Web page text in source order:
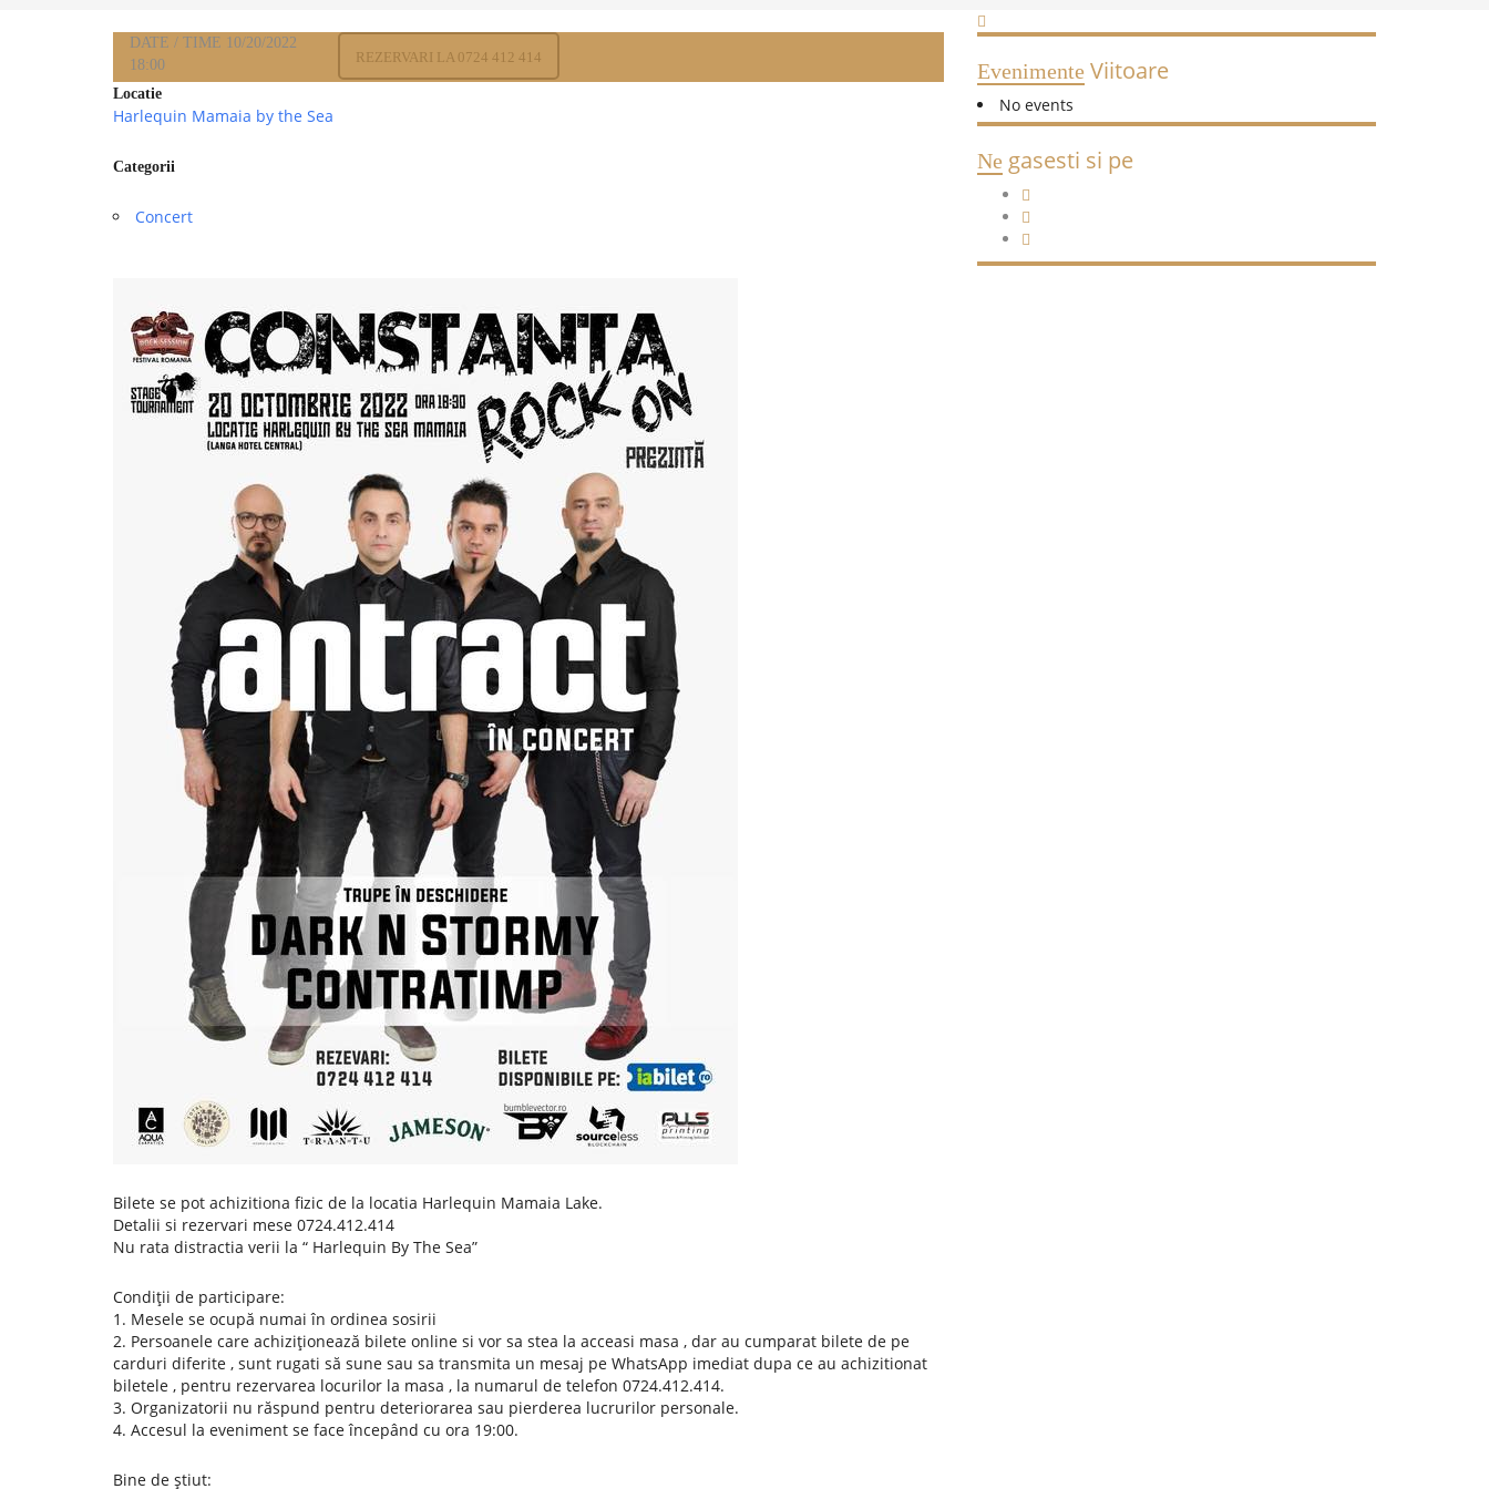
DATE / TIME 10/20/2022
18:00
REZERVARI LA 0724 412 414
Locatie
Harlequin Mamaia by the Sea
Categorii
Concert
Bilete se pot achizitiona fizic de la locatia Harlequin Mamaia Lake.
Detalii si rezervari mese 0724.412.414
Nu rata distractia verii la “ Harlequin By The Sea”
Condiții de participare:
1. Mesele se ocupă numai în ordinea sosirii
2. Persoanele care achiziționează bilete online si vor sa stea la acceasi masa , dar au cumparat bilete de pe
carduri diferite , sunt rugati să sune sau sa transmita un mesaj pe WhatsApp imediat dupa ce au achizitionat
biletele , pentru rezervarea locurilor la masa , la numarul de telefon 0724.412.414.
3. Organizatorii nu răspund pentru deteriorarea sau pierderea lucrurilor personale.
4. Accesul la eveniment se face începând cu ora 19:00.
Bine de știut:
Evenimente Viitoare
No events
Ne gasesti si pe